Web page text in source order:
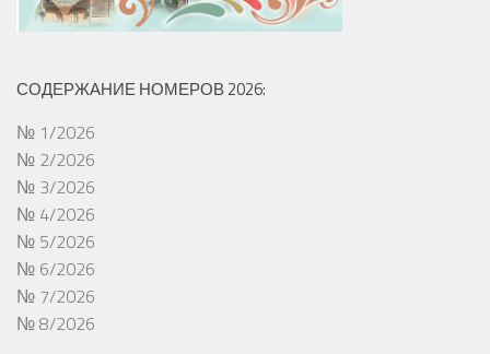
СОДЕРЖАНИЕ НОМЕРОВ 2026:
№ 1/2026
№ 2/2026
№ 3/2026
№ 4/2026
№ 5/2026
№ 6/2026
№ 7/2026
№ 8/2026